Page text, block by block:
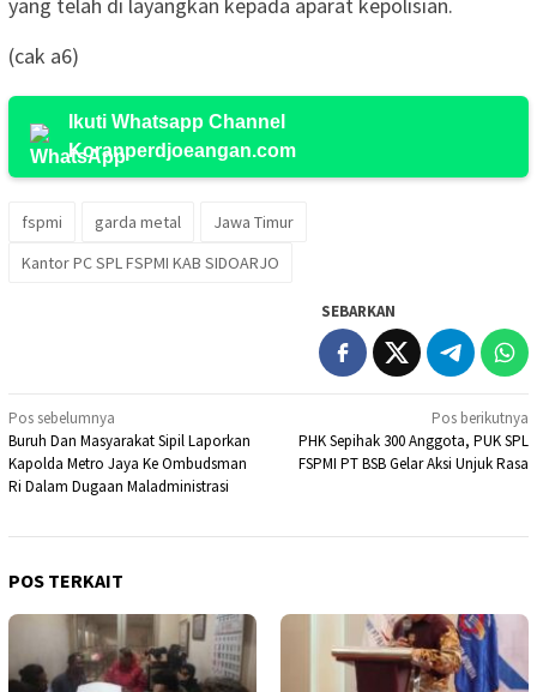
(cak a6)
Ikuti Whatsapp Channel
Koranperdjoeangan.com
fspmi garda metal
Jawa Timur
Kantor PC SPL FSPMI KAB SIDOARJO
SEBARKAN
Navigasi
pos
Pos sebelumnya
Buruh Dan Masyarakat Sipil Laporkan
Kapolda Metro Jaya Ke Ombudsman
Ri Dalam Dugaan Maladministrasi
Pos berikutnya
PHK Sepihak 300 Anggota, PUK SPL
FSPMI PT BSB Gelar Aksi Unjuk Rasa
POS TERKAIT